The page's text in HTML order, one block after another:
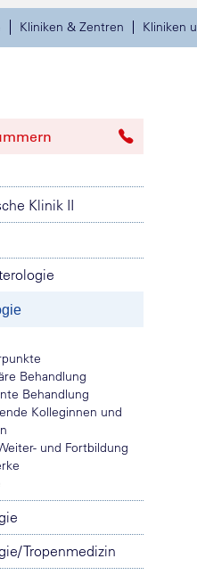
Kliniken & Zentren Kliniken
Klinik II
Behandlung
Behandlung
Kolleginnen und
und Fortbildung
Tropenmedizin